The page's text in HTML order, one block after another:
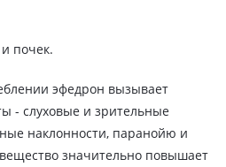
почек.
эфедрон вызывает
- слуховые и зрительные
наклонности, паранойю и
значительно повышает